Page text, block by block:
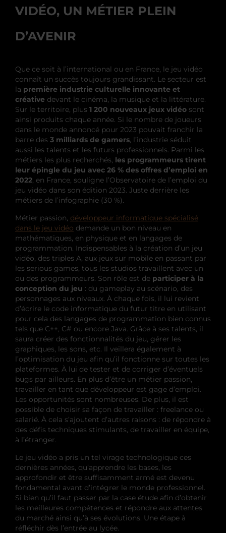
VIDÉO, UN MÉTIER PLEIN
D’AVENIR
Que ce soit à l’international ou en France, le jeu vidéo
connaît un succès toujours grandissant. Le secteur est
la première industrie culturelle innovante et
créative devant le cinéma, la musique et la littérature.
Sur le territoire, plus 1 200 nouveaux jeux vidéo sont
ainsi produits chaque année. Si le nombre de joueurs
dans le monde annoncé pour 2023 pouvait franchir la
barre des 3 milliards de gamers, l’industrie séduit
aussi les talents et les futurs professionnels. Parmi les
métiers les plus recherchés, les programmeurs tirent
leur épingle du jeu avec 26 % des offres d’emploi en
2022, en France, souligne l’Observatoire de l’emploi du
jeu vidéo dans son édition 2023. Juste derrière les
métiers de l’infographie (30 %).
Métier passion, développeur informatique spécialisé
dans le jeu vidéo demande un bon niveau en
mathématiques, en physique et en langages de
programmation. Indispensables à la création d’un jeu
vidéo, des triples A, aux jeux sur mobile en passant par
les serious games, tous les studios travaillent avec un
ou des programmeurs. Son rôle est de participer à la
conception du jeu : du gameplay au scénario, des
personnages aux niveaux. À chaque fois, il lui revient
d’écrire le code informatique du futur titre en utilisant
pour cela des langages de programmation bien connus
tels que C++, C# ou encore Java. Grâce à ses talents, il
saura créer des fonctionnalités du jeu, gérer les
graphiques, les sons, etc. Il veillera également à
l’optimisation du jeu afin qu’il fonctionne sur toutes les
plateformes. À lui de tester et de corriger d’éventuels
bugs par ailleurs. En plus d’être un métier passion,
travailler en tant que développeur est gage d’emploi.
Les opportunités sont nombreuses. De plus, il est
possible de choisir sa façon de travailler : freelance ou
salarié. À cela s’ajoutent d’autres raisons : de répondre à
des défis techniques stimulants, de travailler en équipe,
à l’étranger.
Le jeu vidéo a pris un tel virage technologique ces
dernières années, qu’apprendre les bases, les
approfondir et être suffisamment armé est devenu
fondamental avant d’intégrer le monde professionnel.
Si bien qu’il faut passer par la case étude afin d’obtenir
les meilleures compétences et répondre aux attentes
du marché ainsi qu’à ses évolutions. Une étape à
réfléchir dès l’entrée au lycée.